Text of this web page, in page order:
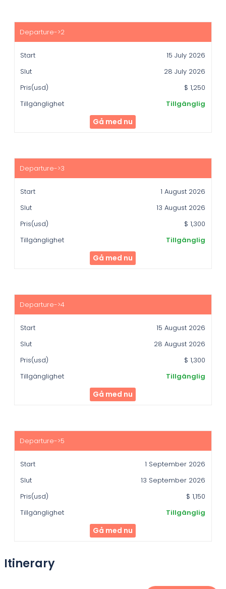
15 July 2026
28 July 2026
$ 1,250
Tillgänglig
Gå med nu
1 August 2026
13 August 2026
$ 1,300
Tillgänglig
Gå med nu
15 August 2026
28 August 2026
$ 1,300
Tillgänglig
Gå med nu
1 September 2026
13 September 2026
$ 1,150
Tillgänglig
Gå med nu
Itinerary